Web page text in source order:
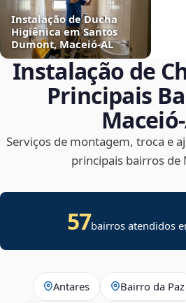
Instalação de Ducha
Higiênica em Santos
Dumont, Maceió‑AL
Instalação de
Principais
Serviços de montagem, troca e
principais bairros de
57bairros atendidos
Antares Bairro da Paz